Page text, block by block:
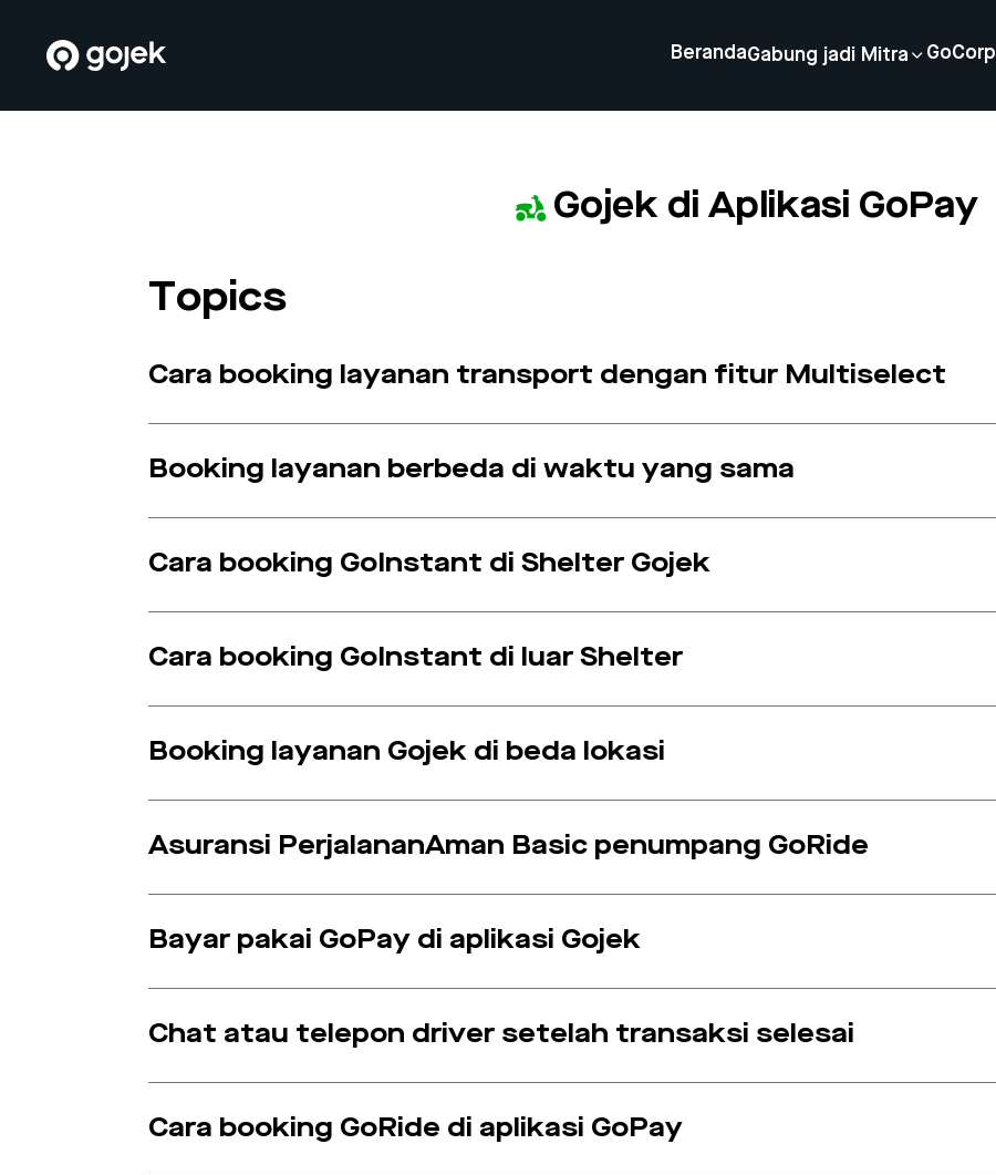
BerandaGabung jadi Mitra GoCorp
Gojek di Aplikasi GoPay
Topics
Cara booking layanan transport dengan fitur Multiselect
Booking layanan berbeda di waktu yang sama
Cara booking GoInstant di Shelter Gojek
Cara booking GoInstant di luar Shelter
Booking layanan Gojek di beda lokasi
Asuransi PerjalananAman Basic penumpang GoRide
Bayar pakai GoPay di aplikasi Gojek
Chat atau telepon driver setelah transaksi selesai
Cara booking GoRide di aplikasi GoPay